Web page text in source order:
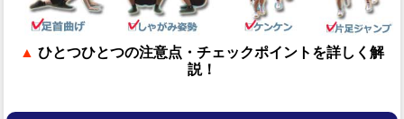
▲ ひとつひとつの注意点・チェックポイントを詳しく解
説！